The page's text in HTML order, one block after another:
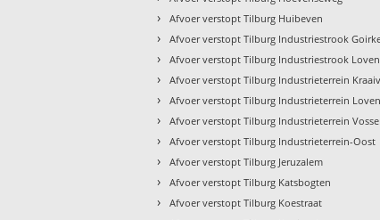
› Afvoer verstopt Tilburg Huibeven
› Afvoer verstopt Tilburg Industriestrook
› Afvoer verstopt Tilburg Industriestrook
› Afvoer verstopt Tilburg Industrieterrein
› Afvoer verstopt Tilburg Industrieterrein Loven
› Afvoer verstopt Tilburg Industrieterrein
› Afvoer verstopt Tilburg Industrieterrein-Oost
› Afvoer verstopt Tilburg Jeruzalem
› Afvoer verstopt Tilburg Katsbogten
› Afvoer verstopt Tilburg Koestraat